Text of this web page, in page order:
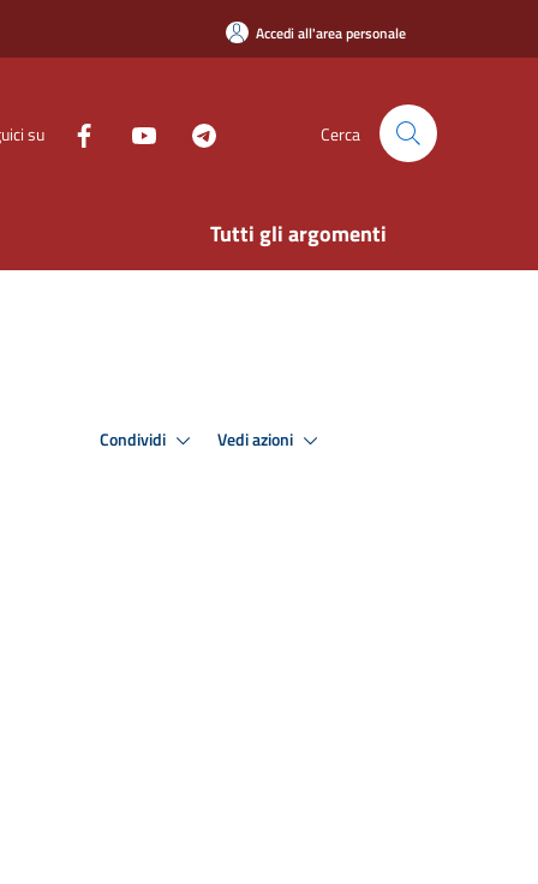
Accedi all'area personale
su Cerca
Tutti gli argomenti
Condividi Vedi azioni